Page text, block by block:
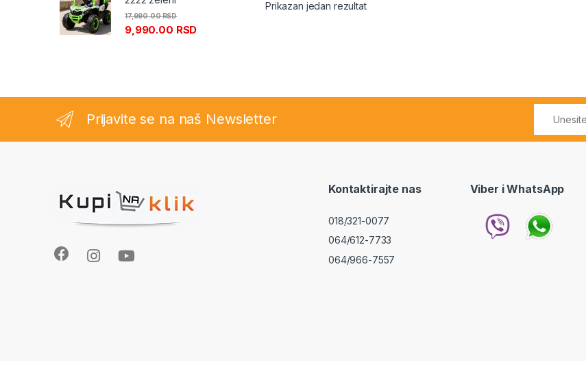
Prikazan jedan rezultat
9,990.00 RSD
17,990.00RSD
Prijavite se na naš Newsletter
Kontaktirajte nas
018/321-0077
064/612-7733
064/966-7557
Viber i WhatsApp